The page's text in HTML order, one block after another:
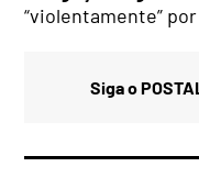
“violentamente”
Siga o